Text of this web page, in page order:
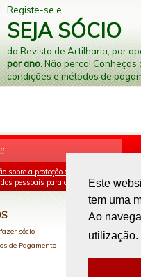
Este
tem uma
Ao
utilização.
Registe-se e...
SEJA SÓCIO
da Revista de Artilharia, por
por ano. Não perca! Conheças
condições e métodos de
sobre a proteção de dados
pessoais para os fins mencionados.
sócio
de Pagamento